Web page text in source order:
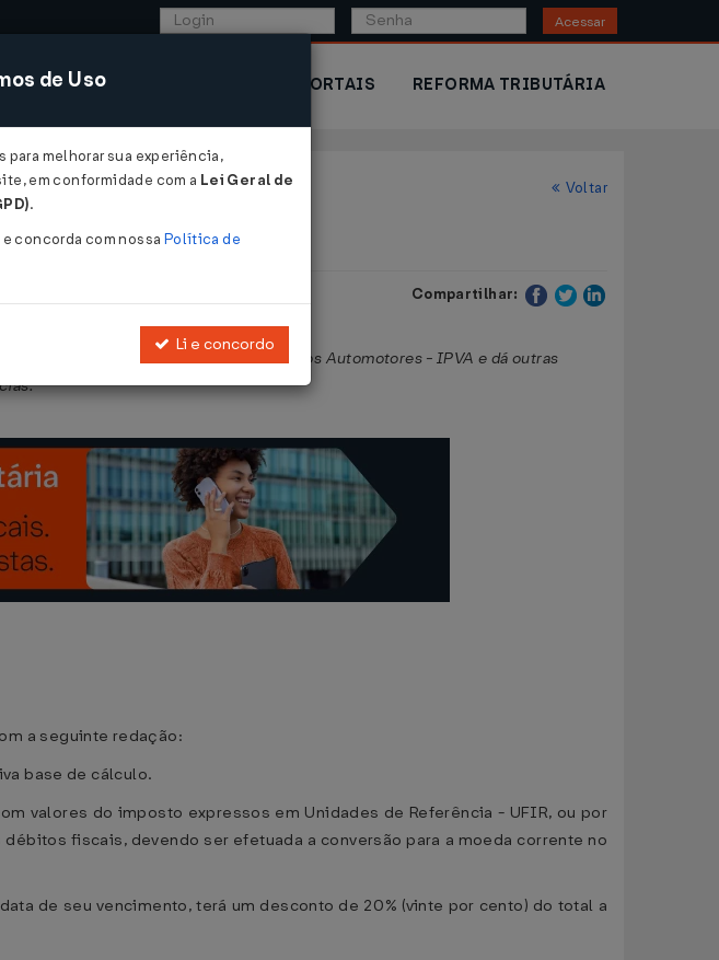
Acessar
COMÉRCIO EXTERIOR PORTAIS REFORMA TRIBUTÁRIA
Voltar
Compartilhar:
o Imposto sobre a Propriedade de Veículos Automotores - IPVA e dá outras
a seguinte redação:
base de cálculo.
valores do imposto expressos em Unidades de Referência - UFIR, ou por
fiscais, devendo ser efetuada a conversão para a moeda corrente no
de seu vencimento, terá um desconto de 20% (vinte por cento) do total a
de Uso
melhorar sua experiência,
em conformidade com a Lei Geral de
.
concorda com nossa Política de
Li e concordo